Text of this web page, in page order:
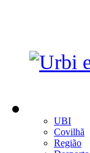
UBI
Covilhã
Região